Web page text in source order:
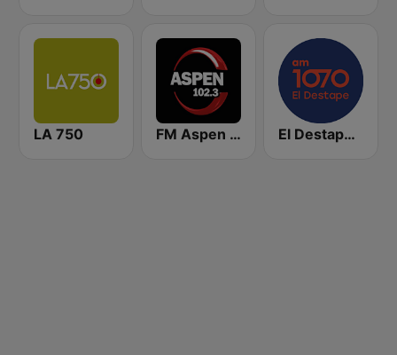
LA 750 FM Aspen 102.3 El Destape Radio